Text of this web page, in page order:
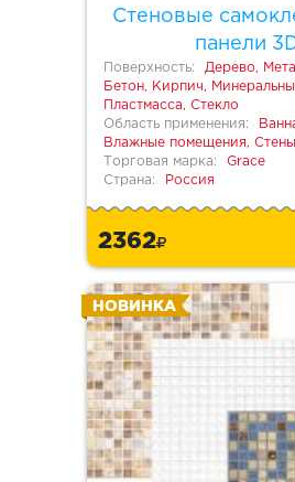
Стеновые
панели
Поверхность:
Дерево,
Бетон, Кирпич,
Пластмасса, Стекло
Область применения:
Влажные помещения, Стены
Торговая марка:
Grace
Страна:
Россия
2362
НОВИНКА